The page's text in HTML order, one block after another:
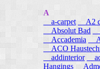
A
a-carpet
A2
Absolut Bad
Accademia
ACO
addinterior
Hangings